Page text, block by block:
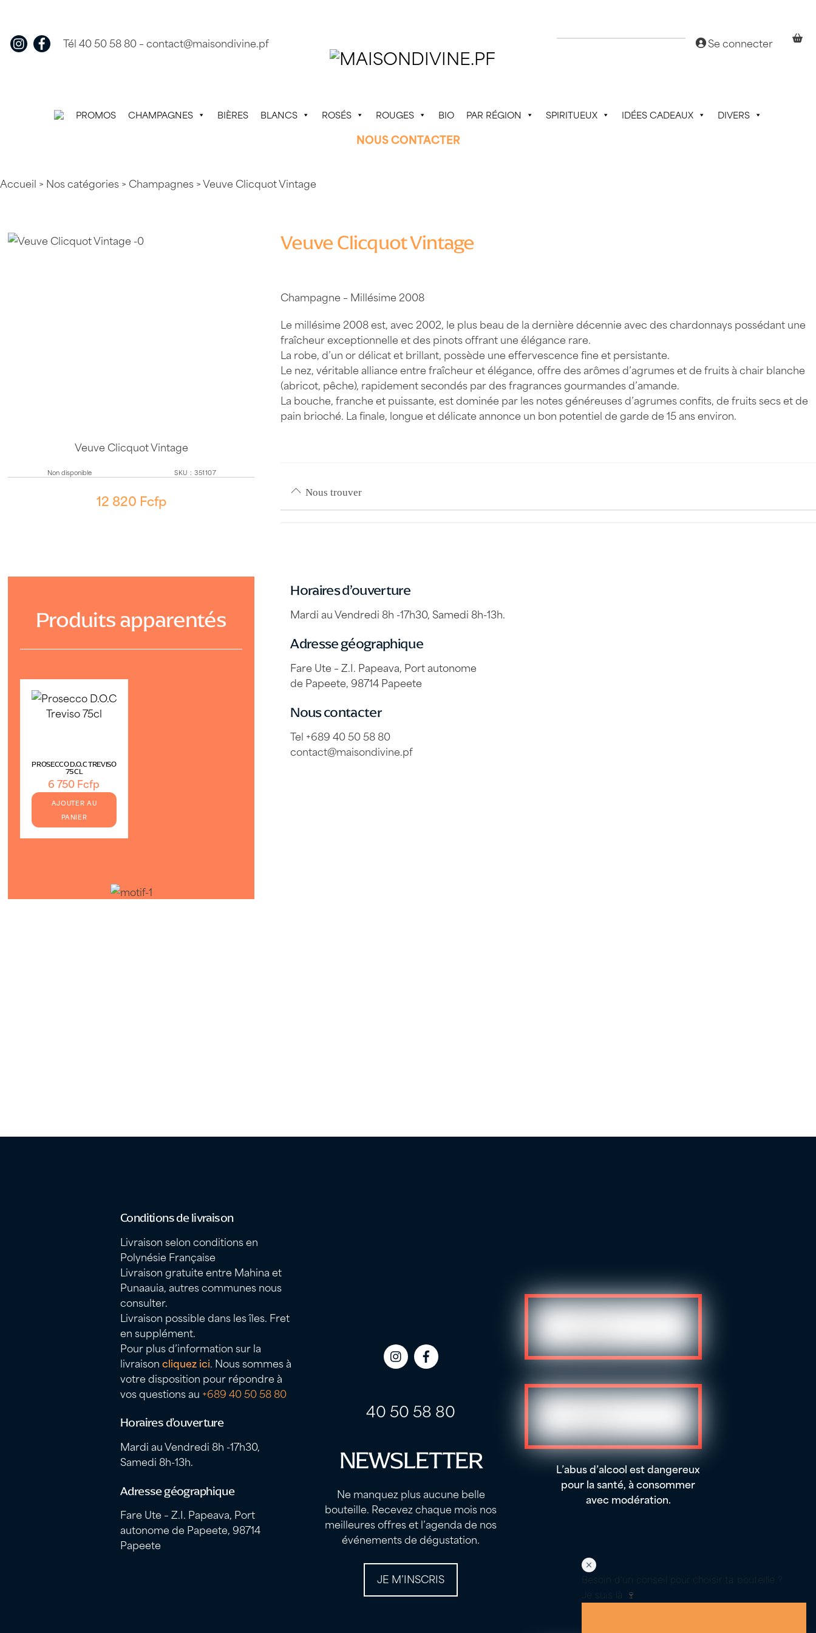
content
Tél 40 50 58 80–contact@maisondivine.pf Se connecter
PROMOS CHAMPAGNES BIÈRES BLANCS ROSÉS ROUGES BIO PAR RÉGION SPIRITUEUX IDÉES CADEAUX DIVERS
NOUS CONTACTER
Accueil > Nos catégories> Champagnes> Veuve Clicquot Vintage
Veuve Clicquot Vintage
Non disponible SKU:351107
12 820 Fcfp
Produits apparentés
PROSECCO D.O.C TREVISO
75CL
6 750Fcfp
AJOUTER AU
PANIER
Veuve Clicquot Vintage
Champagne – Millésime 2008
Le millésime 2008 est, avec 2002, le plus beau de la dernière décennie avec des chardonnays possédant une
fraîcheur exceptionnelle et des pinots offrant une élégance rare.
La robe, d’un or délicat et brillant, possède une effervescence fine et persistante.
Le nez, véritable alliance entre fraîcheur et élégance, offre des arômes d’agrumes et de fruits à chair blanche
(abricot, pêche), rapidement secondés par des fragrances gourmandes d’amande.
La bouche, franche et puissante, est dominée par les notes généreuses d’agrumes confits, de fruits secs et de
pain brioché. La finale, longue et délicate annonce un bon potentiel de garde de 15 ans environ.
Nous trouver
Horaires d’ouverture
Mardi au Vendredi 8h -17h30, Samedi 8h-13h.
Adresse géographique
Fare Ute – Z.I. Papeava, Port autonome
de Papeete, 98714 Papeete
Nous contacter
Tel +689 40 50 58 80
contact@maisondivine.pf
Conditions de livraison
Livraison selon conditions en
Polynésie Française
Livraison gratuite entre Mahina et
Punaauia, autres communes nous
consulter.
Livraison possible dans les îles. Fret
en supplément.
Pour plus d’information sur la
livraisoncliquez ici. Nous sommes à
votre disposition pour répondre à
vos questions au +689 40 50 58 80
Horaires d’ouverture
Mardi au Vendredi 8h -17h30,
Samedi 8h-13h.
Adresse géographique
Fare Ute – Z.I. Papeava, Port
autonome de Papeete, 98714
Papeete
Icon
Icon
40 50 58 80
NEWSLETTER
Ne manquez plus aucune belle
bouteille. Recevez chaque mois nos
meilleures offres et l’agenda de nos
événements de dégustation.
JE M’INSCRIS
L’abus d’alcool est dangereux
pour la santé, à consommer
avec modération.
Besoin d'un conseil pour choisir ta bouteille ?
Je suis là 🍷